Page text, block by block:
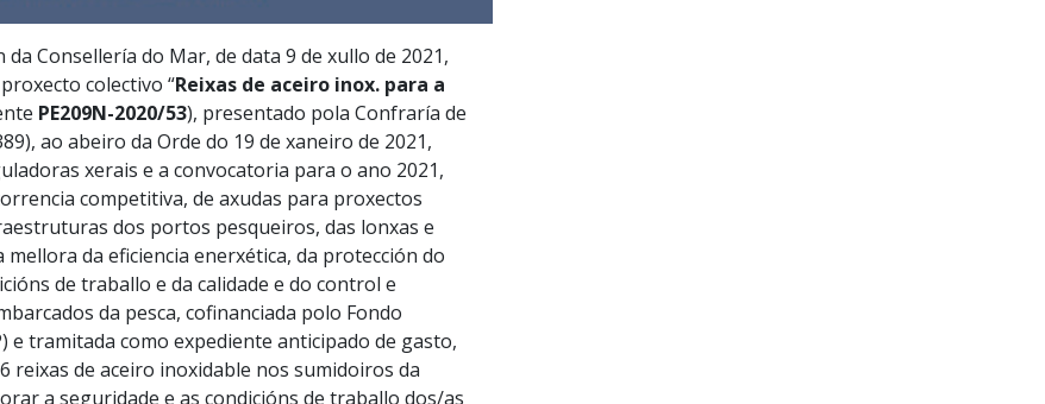
Consellería do Mar, de data 9 de xullo de 2021,
colectivo “Reixas de aceiro inox. para a
PE209N-2020/53), presentado pola Confraría de
ao abeiro da Orde do 19 de xaneiro de 2021,
xerais e a convocatoria para o ano 2021,
competitiva, de axudas para proxectos
dos portos pesqueiros, das lonxas e
da eficiencia enerxética, da protección do
de traballo e da calidade e do control e
da pesca, cofinanciada polo Fondo
e tramitada como expediente anticipado de gasto,
reixas de aceiro inoxidable nos sumidoiros da
a seguridade e as condicións de traballo dos/as